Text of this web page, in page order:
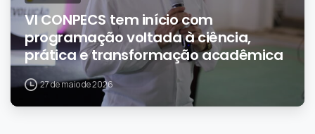
VI CONPECS tem início com
programação voltada à ciência,
prática e transformação acadêmica
27 de maio de 2026